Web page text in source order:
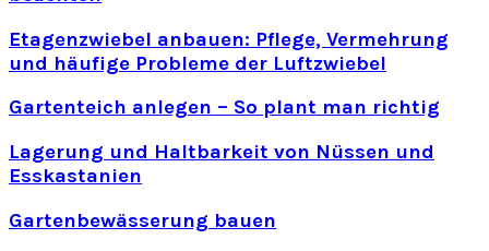
Etagenzwiebel anbauen: Pflege, Vermehrung
und häufige Probleme der Luftzwiebel
Gartenteich anlegen – So plant man richtig
Lagerung und Haltbarkeit von Nüssen und
Esskastanien
Gartenbewässerung bauen